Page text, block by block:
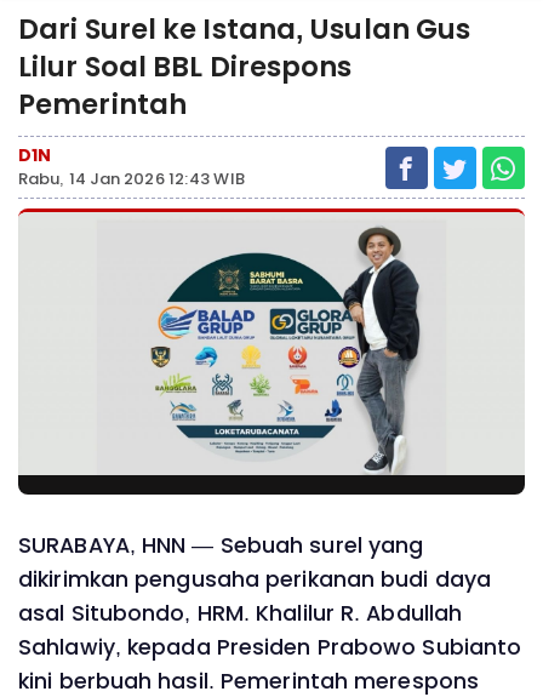
Dari Surel ke Istana, Usulan Gus
Lilur Soal BBL Direspons
Pemerintah
D1N
Rabu, 14 Jan 2026 12:43 WIB
SURABAYA, HNN — Sebuah surel yang
dikirimkan pengusaha perikanan budi daya
asal Situbondo, HRM. Khalilur R. Abdullah
Sahlawiy, kepada Presiden Prabowo Subianto
kini berbuah hasil. Pemerintah merespons